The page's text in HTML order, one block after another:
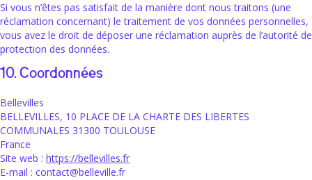
Si vous n’êtes pas satisfait de la manière dont nous traitons (une
réclamation concernant) le traitement de vos données personnelles,
vous avez le droit de déposer une réclamation auprès de l’autorité de
protection des données.
10. Coordonnées
Bellevilles
BELLEVILLES, 10 PLACE DE LA CHARTE DES LIBERTES
COMMUNALES 31300 TOULOUSE
France
Site web : https://bellevilles.fr
E-mail : contact@belleville.fr